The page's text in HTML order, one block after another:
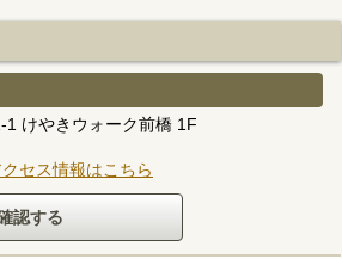
けやきウォーク前橋 1F
セス情報はこちら